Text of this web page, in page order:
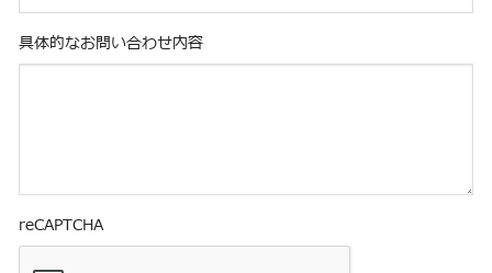
具体的なお問い合わせ内容
reCAPTCHA